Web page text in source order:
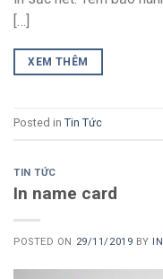
[…]
XEM THÊM
Posted in Tin Tức
TIN TỨC
In name card
POSTED ON 29/11/2019 BY